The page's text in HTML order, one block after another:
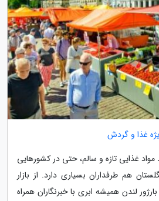
ویژه غذا و گردش
مواد غذایی تازه و سالم، حتی در کشورهایی
هم طرفداران بسیاری دارد. از بازار
لندن همیشه ابری با خبرنگاران همراه